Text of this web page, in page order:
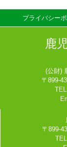
プライバシー
鹿
(公財)
〒899-
〒899-